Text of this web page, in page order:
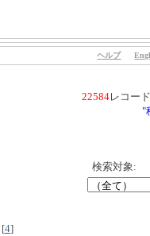
ヘルプ
22584レコー
"
検索対象:
[4]